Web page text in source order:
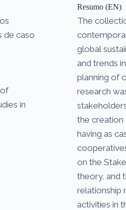
de caso
in
Resumo (EN)
The
global
and trends
planning of
research
the creation
having as
on the
theory, and
relationship
activities in